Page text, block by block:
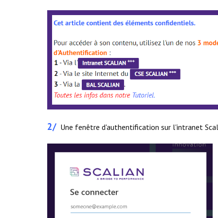
2/ Une fenêtre d'authentification sur l'intranet